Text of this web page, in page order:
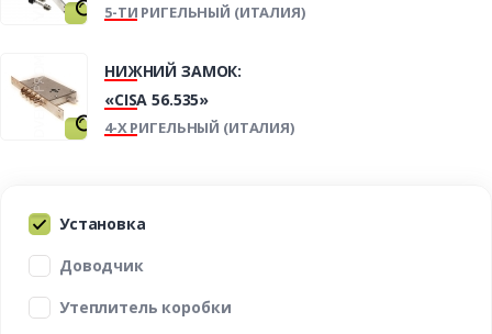
5-ТИ РИГЕЛЬНЫЙ (ИТАЛИЯ)
НИЖНИЙ ЗАМОК:
«CISA 56.535»
4-Х РИГЕЛЬНЫЙ (ИТАЛИЯ)
Установка
Доводчик
Утеплитель коробки